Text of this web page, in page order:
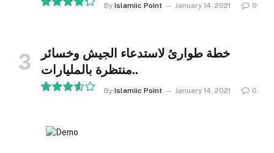
By Islamiic Point January 14, 2021 0
خطة طوارئ لاستدعاء الجيش وخسائر
منتظرة بالمليارات..
By Islamiic Point January 14, 2021 0